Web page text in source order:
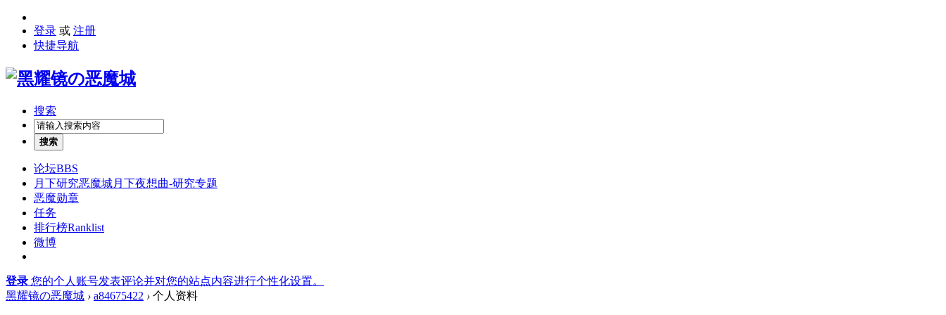
登录 或 注册
快捷导航
搜索
搜索
论坛BBS
月下研究恶魔城月下夜想曲-研究专题
恶魔勋章
任务
排行榜Ranklist
微博
登录 您的个人账号发表评论并对您的站点内容进行个性化设置。
黑耀镜の恶魔城 › a84675422 › 个人资料